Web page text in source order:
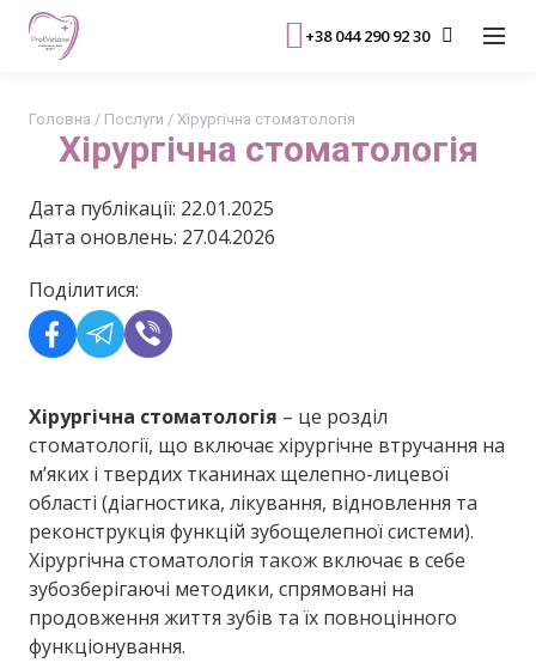
+38 044 290 92 30
Хірургічна стоматологія
Головна / Послуги / Хірургічна стоматологія
Дата публікації: 22.01.2025
Дата оновлень: 27.04.2026
Поділитися:
Хірургічна стоматологія – це розділ
стоматології, що включає хірургічне втручання на
м’яких і твердих тканинах щелепно-лицевої
області (діагностика, лікування, відновлення та
реконструкція функцій зубощелепної системи).
Хірургічна стоматологія також включає в себе
зубозберігаючі методики, спрямовані на
продовження життя зубів та їх повноцінного
функціонування.